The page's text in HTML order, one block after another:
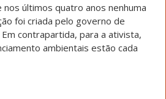
nos últimos quatro anos nenhuma
foi criada pelo governo de
contrapartida, para a ativista,
ambientais estão cada